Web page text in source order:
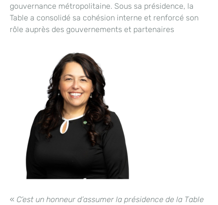
gouvernance métropolitaine. Sous sa présidence, la
Table a consolidé sa cohésion interne et renforcé son
rôle auprès des gouvernements et partenaires
« C’est un honneur d’assumer la présidence de la Table